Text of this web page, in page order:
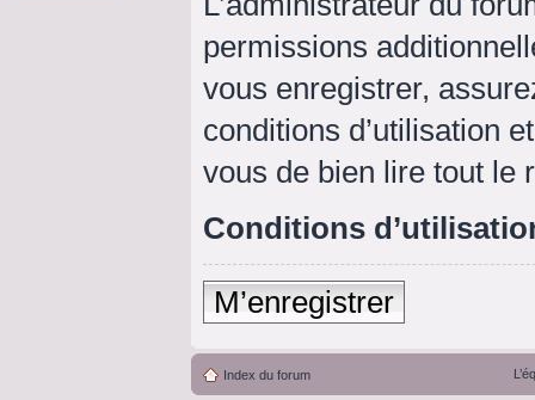
permissions
vous enregistrer,
conditions d’utilisation
vous de bien lire tout le
Conditions
M’enregistrer
Index du forum